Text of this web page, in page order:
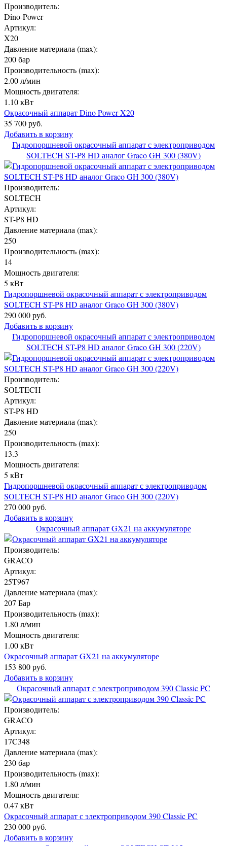
Производитель:
Dino-Power
Артикул:
X20
Давление материала (max):
200 бар
Производительность (max):
2.00 л/мин
Мощность двигателя:
1.10 кВт
Окрасочный аппарат Dino Power X20
35 700 руб.
Добавить в корзину
Гидропоршневой окрасочный аппарат с электроприводом
SOLTECH ST-P8 HD аналог Graco GH 300 (380V)
Производитель:
SOLTECH
Артикул:
ST-P8 HD
Давление материала (max):
250
Производительность (max):
14
Мощность двигателя:
5 кВт
Гидропоршневой окрасочный аппарат с электроприводом
SOLTECH ST-P8 HD аналог Graco GH 300 (380V)
290 000 руб.
Добавить в корзину
Гидропоршневой окрасочный аппарат с электроприводом
SOLTECH ST-P8 HD аналог Graco GH 300 (220V)
Производитель:
SOLTECH
Артикул:
ST-P8 HD
Давление материала (max):
250
Производительность (max):
13.3
Мощность двигателя:
5 кВт
Гидропоршневой окрасочный аппарат с электроприводом
SOLTECH ST-P8 HD аналог Graco GH 300 (220V)
270 000 руб.
Добавить в корзину
Окрасочный аппарат GX21 на аккумуляторе
Производитель:
GRACO
Артикул:
25T967
Давление материала (max):
207 Бар
Производительность (max):
1.80 л/мин
Мощность двигателя:
1.00 кВт
Окрасочный аппарат GX21 на аккумуляторе
153 800 руб.
Добавить в корзину
Окрасочный аппарат с электроприводом 390 Classic PC
Производитель:
GRACO
Артикул:
17C348
Давление материала (max):
230 бар
Производительность (max):
1.80 л/мин
Мощность двигателя:
0.47 кВт
Окрасочный аппарат с электроприводом 390 Classic PC
230 000 руб.
Добавить в корзину